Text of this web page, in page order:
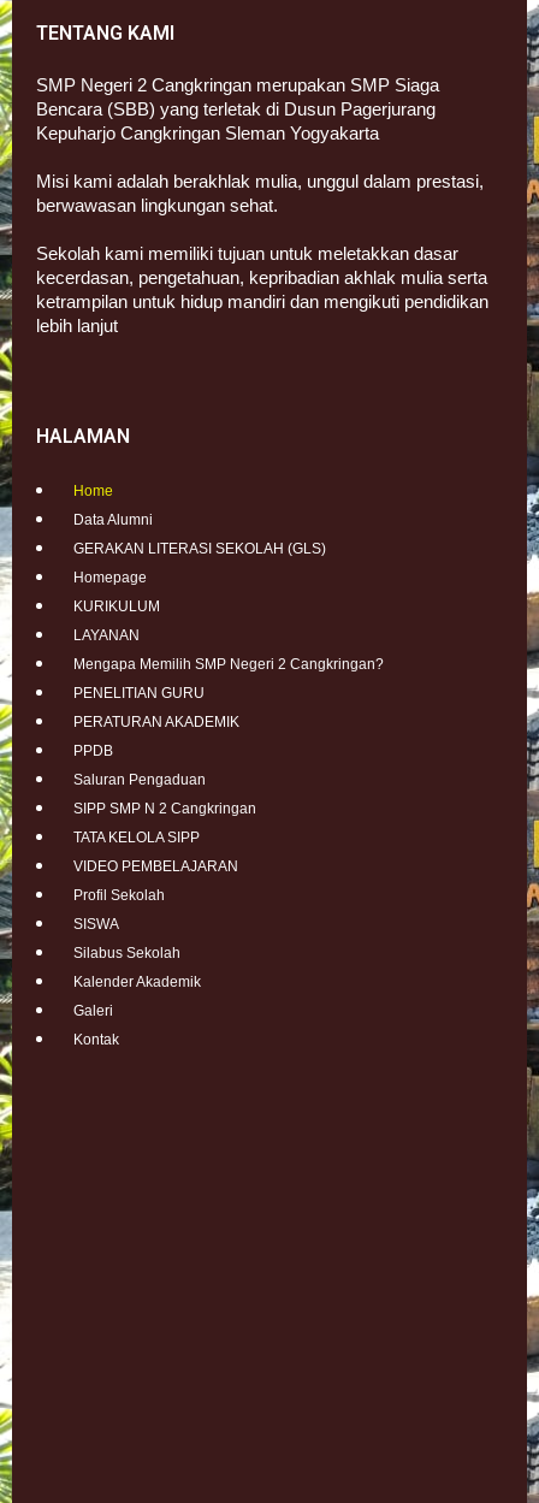
TENTANG KAMI
SMP Negeri 2 Cangkringan merupakan SMP Siaga
Bencara (SBB) yang terletak di Dusun Pagerjurang
Kepuharjo Cangkringan Sleman Yogyakarta
Misi kami adalah berakhlak mulia, unggul dalam prestasi,
berwawasan lingkungan sehat.
Sekolah kami memiliki tujuan untuk meletakkan dasar
kecerdasan, pengetahuan, kepribadian akhlak mulia serta
ketrampilan untuk hidup mandiri dan mengikuti pendidikan
lebih lanjut
HALAMAN
Home
Data Alumni
GERAKAN LITERASI SEKOLAH (GLS)
Homepage
KURIKULUM
LAYANAN
Mengapa Memilih SMP Negeri 2 Cangkringan?
PENELITIAN GURU
PERATURAN AKADEMIK
PPDB
Saluran Pengaduan
SIPP SMP N 2 Cangkringan
TATA KELOLA SIPP
VIDEO PEMBELAJARAN
Profil Sekolah
SISWA
Silabus Sekolah
Kalender Akademik
Galeri
Kontak